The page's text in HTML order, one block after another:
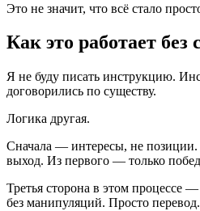
Это не значит, что всё стало
Как это работает без
Я не буду писать инструкцию.
договорились по существу.
Логика другая.
Сначала — интересы, не
выход. Из первого — только
Третья сторона в этом процессе
без манипуляций. Просто перевод.